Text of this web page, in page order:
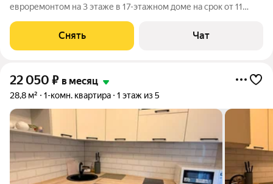
евроремонтом на 3 этаже в 17-этажном доме на срок от 11
Стиральная машина Холодильник Посудомоечная машина
Бойлер Микроволновка Дом - панельный,
Снять Чат
22 050 ₽ в месяц
28,8 м² 1-комн. квартира 1 этаж из 5